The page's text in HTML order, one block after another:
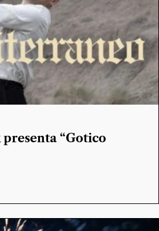
“Gotico